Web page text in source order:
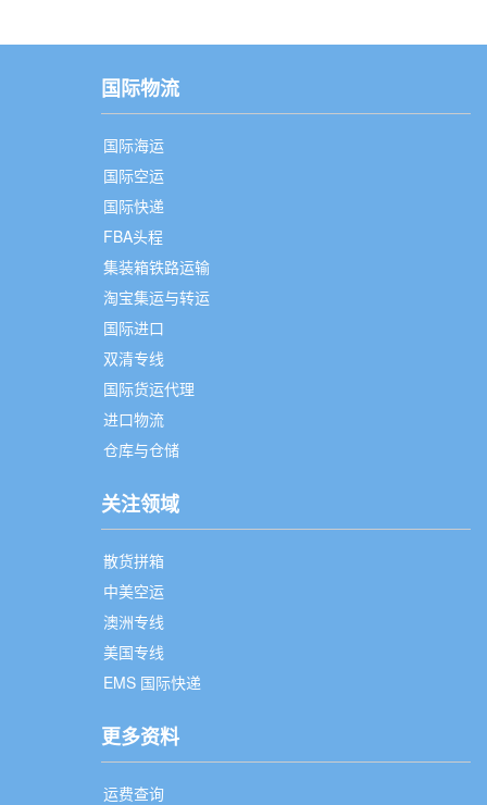
国际物流
国际海运
国际空运
国际快递
FBA头程
集装箱铁路运输
淘宝集运与转运
国际进口
双清专线
国际货运代理
进口物流
仓库与仓储
关注领域
散货拼箱
中美空运
澳洲专线
美国专线
EMS 国际快递
更多资料
运费查询